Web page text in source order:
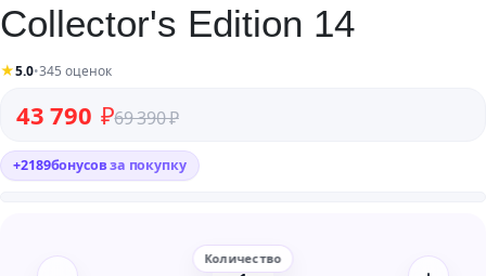
Collector's Edition 14
★5.0•345 оценок
69 390₽
Первоначальная цена составляла 69 390 ₽.
43 790 ₽
Текущая цена: 43 790 ₽.
+2189бонусовза покупку